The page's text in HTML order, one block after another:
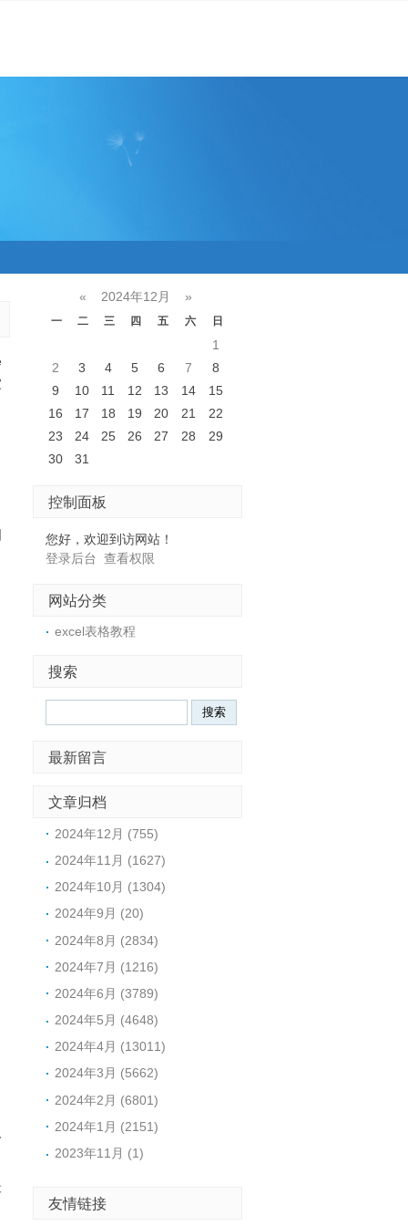
« 2024年12月 »
一 二 三 四 五 六 日
1
2
3 4 5 6 7
8
9
10 11 12 13 14
15
16
17 18 19 20 21
22
23
24 25 26 27 28
29
30
31
控制面板
您好，欢迎到访网站！
登录后台 查看权限
网站分类
excel表格教程
搜索
最新留言
文章归档
2024年12月 (755)
2024年11月 (1627)
2024年10月 (1304)
2024年9月 (20)
2024年8月 (2834)
2024年7月 (1216)
2024年6月 (3789)
2024年5月 (4648)
2024年4月 (13011)
2024年3月 (5662)
2024年2月 (6801)
2024年1月 (2151)
2023年11月 (1)
友情链接